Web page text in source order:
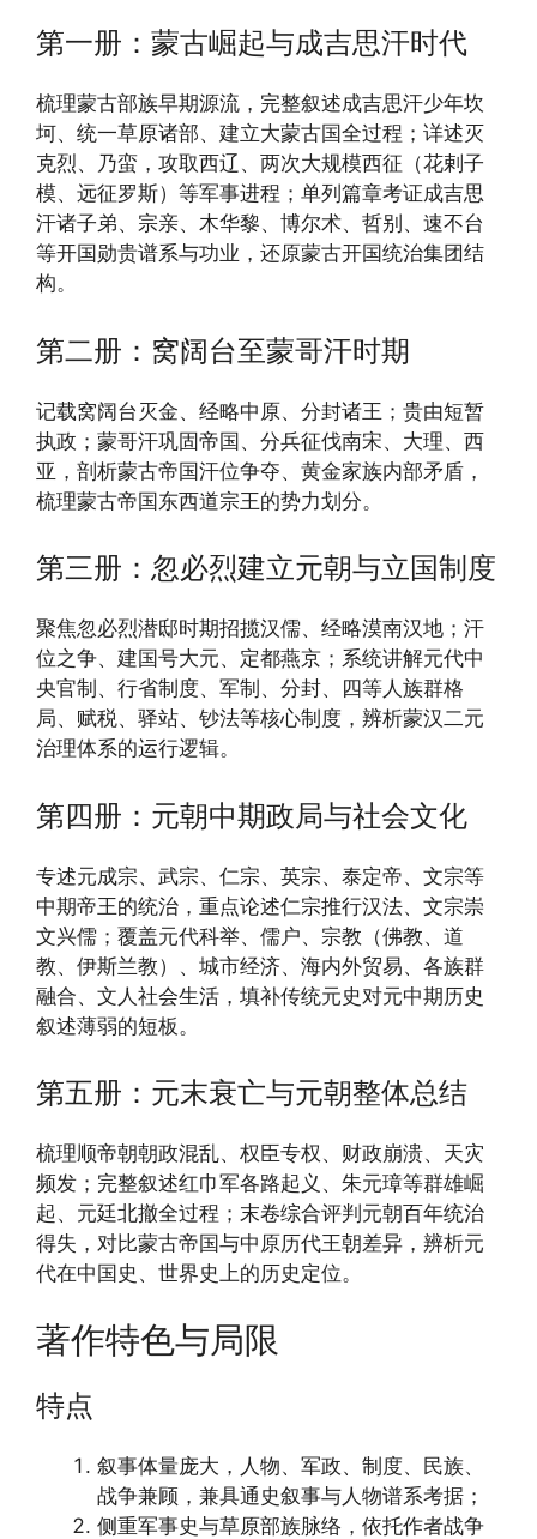
第一册：蒙古崛起与成吉思汗时代
梳理蒙古部族早期源流，完整叙述成吉思汗少年坎
坷、统一草原诸部、建立大蒙古国全过程；详述灭
克烈、乃蛮，攻取西辽、两次大规模西征（花剌子
模、远征罗斯）等军事进程；单列篇章考证成吉思
汗诸子弟、宗亲、木华黎、博尔术、哲别、速不台
等开国勋贵谱系与功业，还原蒙古开国统治集团结
构。
第二册：窝阔台至蒙哥汗时期
记载窝阔台灭金、经略中原、分封诸王；贵由短暂
执政；蒙哥汗巩固帝国、分兵征伐南宋、大理、西
亚，剖析蒙古帝国汗位争夺、黄金家族内部矛盾，
梳理蒙古帝国东西道宗王的势力划分。
第三册：忽必烈建立元朝与立国制度
聚焦忽必烈潜邸时期招揽汉儒、经略漠南汉地；汗
位之争、建国号大元、定都燕京；系统讲解元代中
央官制、行省制度、军制、分封、四等人族群格
局、赋税、驿站、钞法等核心制度，辨析蒙汉二元
治理体系的运行逻辑。
第四册：元朝中期政局与社会文化
专述元成宗、武宗、仁宗、英宗、泰定帝、文宗等
中期帝王的统治，重点论述仁宗推行汉法、文宗崇
文兴儒；覆盖元代科举、儒户、宗教（佛教、道
教、伊斯兰教）、城市经济、海内外贸易、各族群
融合、文人社会生活，填补传统元史对元中期历史
叙述薄弱的短板。
第五册：元末衰亡与元朝整体总结
梳理顺帝朝朝政混乱、权臣专权、财政崩溃、天灾
频发；完整叙述红巾军各路起义、朱元璋等群雄崛
起、元廷北撤全过程；末卷综合评判元朝百年统治
得失，对比蒙古帝国与中原历代王朝差异，辨析元
代在中国史、世界史上的历史定位。
著作特色与局限
特点
叙事体量庞大，人物、军政、制度、民族、
战争兼顾，兼具通史叙事与人物谱系考据；
侧重军事史与草原部族脉络，依托作者战争